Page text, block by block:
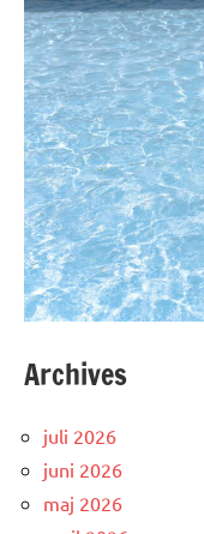
Archives
juli 2026
juni 2026
maj 2026